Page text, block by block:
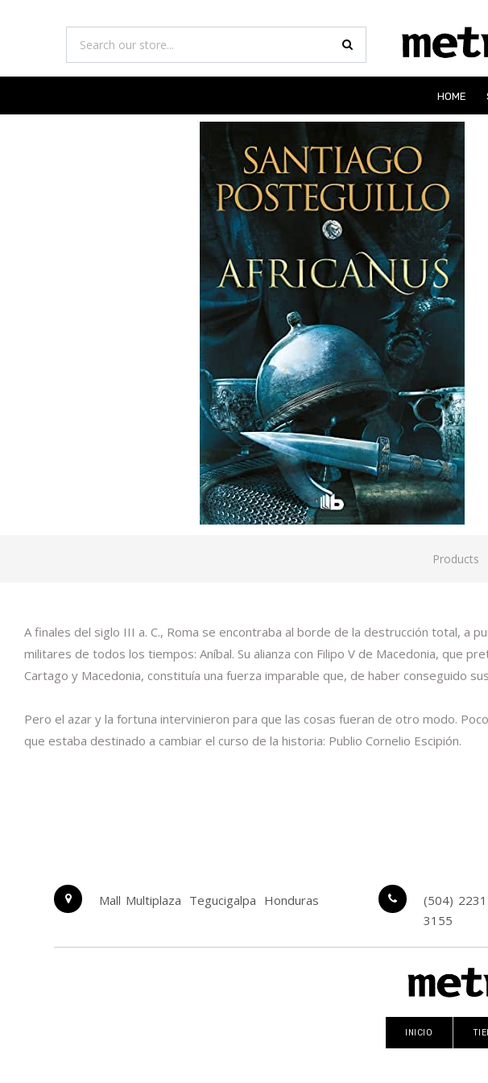
HOME
Products
A finales del siglo III a. C., Roma se encontraba al borde de la destrucción total,
militares de todos los tiempos: Aníbal. Su alianza con Filipo V de Macedonia, que
Cartago y Macedonia, constituía una fuerza imparable que, de haber conseguido
Pero el azar y la fortuna intervinieron para que las cosas fueran de otro modo.
que estaba destinado a cambiar el curso de la historia: Publio Cornelio Escipión.
Mall Multiplaza Tegucigalpa Honduras
(504)
3155
INICIO